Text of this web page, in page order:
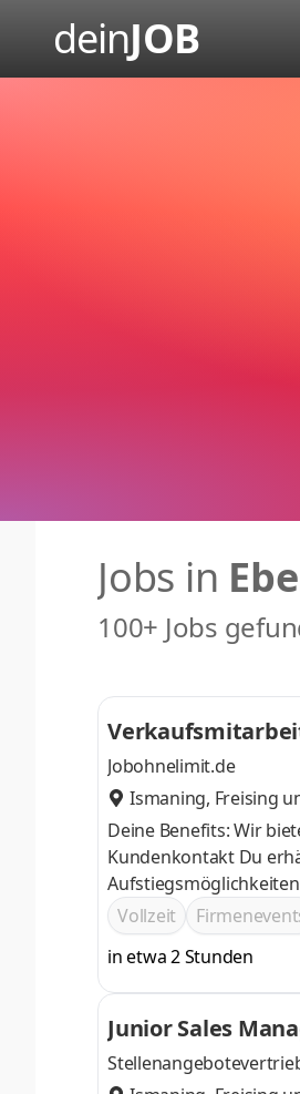
deinJOB
Jobs in
100+ Jobs
Jobohnelimit.de
Ismaning, Freising
Deine Benefits: Wir
Kundenkontakt Du
Eine umfassende
Vollzeit
in etwa 2 Stunden
Junior Sales